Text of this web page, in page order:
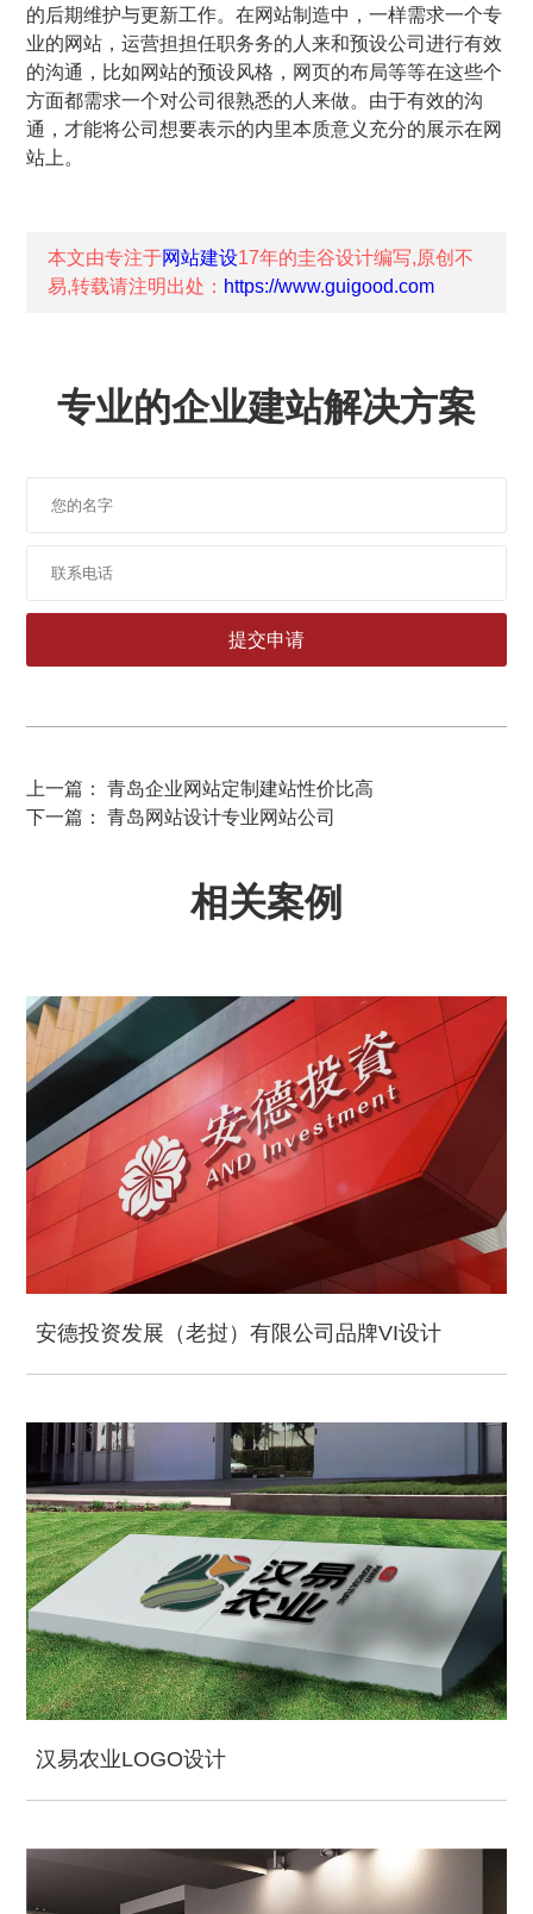
的后期维护与更新工作。在网站制造中，一样需求一个专
业的网站，运营担担任职务务的人来和预设公司进行有效
的沟通，比如网站的预设风格，网页的布局等等在这些个
方面都需求一个对公司很熟悉的人来做。由于有效的沟
通，才能将公司想要表示的内里本质意义充分的展示在网
站上。
本文由专注于网站建设17年的圭谷设计编写,原创不
易,转载请注明出处： https://www.guigood.com
专业的企业建站解决方案
上一篇： 青岛企业网站定制建站性价比高
下一篇： 青岛网站设计专业网站公司
相关案例
安德投资发展（老挝）有限公司品牌VI设计
汉易农业LOGO设计